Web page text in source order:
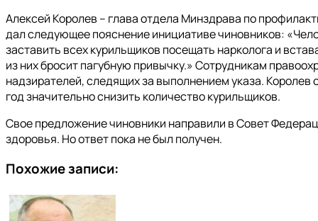
Алексей Королев – глава отдела Минздрава по
дал следующее пояснение инициативе чиновников:
заставить всех курильщиков посещать нарколога и
из них бросит пагубную привычку.» Сотрудникам
надзирателей, следящих за выполнением указа. Королев
год значительно снизить количество курильщиков.
Свое предложение чиновники направили в Совет
здоровья. Но ответ пока не был получен.
Похожие записи: